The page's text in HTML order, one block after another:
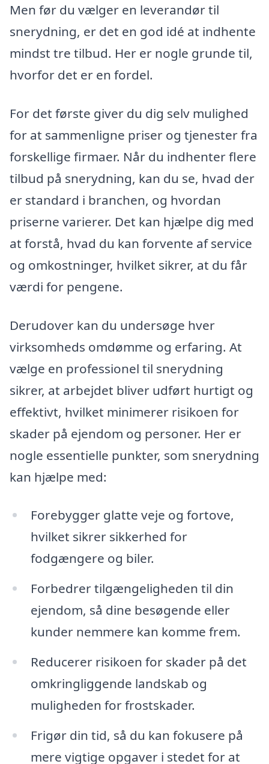
Men før du vælger en leverandør til
snerydning, er det en god idé at indhente
mindst tre tilbud. Her er nogle grunde til,
hvorfor det er en fordel.
For det første giver du dig selv mulighed
for at sammenligne priser og tjenester fra
forskellige firmaer. Når du indhenter flere
tilbud på snerydning, kan du se, hvad der
er standard i branchen, og hvordan
priserne varierer. Det kan hjælpe dig med
at forstå, hvad du kan forvente af service
og omkostninger, hvilket sikrer, at du får
værdi for pengene.
Derudover kan du undersøge hver
virksomheds omdømme og erfaring. At
vælge en professionel til snerydning
sikrer, at arbejdet bliver udført hurtigt og
effektivt, hvilket minimerer risikoen for
skader på ejendom og personer. Her er
nogle essentielle punkter, som snerydning
kan hjælpe med:
Forebygger glatte veje og fortove,
hvilket sikrer sikkerhed for
fodgængere og biler.
Forbedrer tilgængeligheden til din
ejendom, så dine besøgende eller
kunder nemmere kan komme frem.
Reducerer risikoen for skader på det
omkringliggende landskab og
muligheden for frostskader.
Frigør din tid, så du kan fokusere på
mere vigtige opgaver i stedet for at